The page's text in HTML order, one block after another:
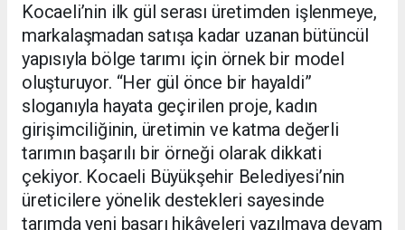
Kocaeli’nin ilk gül serası üretimden işlenmeye,
markalaşmadan satışa kadar uzanan bütüncül
yapısıyla bölge tarımı için örnek bir model
oluşturuyor. “Her gül önce bir hayaldi”
sloganıyla hayata geçirilen proje, kadın
girişimciliğinin, üretimin ve katma değerli
tarımın başarılı bir örneği olarak dikkati
çekiyor. Kocaeli Büyükşehir Belediyesi’nin
üreticilere yönelik destekleri sayesinde
tarımda yeni başarı hikâyeleri yazılmaya devam